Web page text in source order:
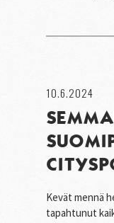
10.6.2024
Kevät mennä
tapahtunut